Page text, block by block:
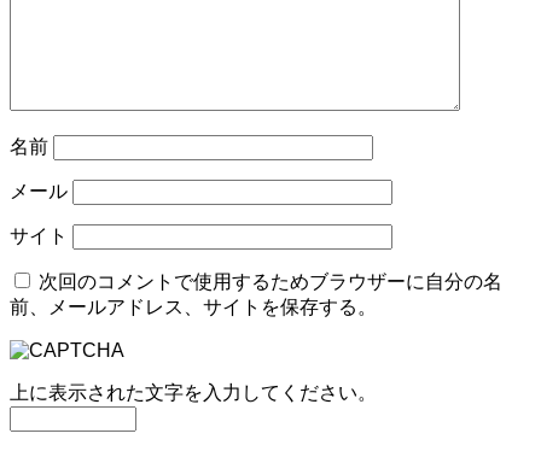
名前
メール
サイト
次回のコメントで使用するためブラウザーに自分の名
前、メールアドレス、サイトを保存する。
上に表示された文字を入力してください。